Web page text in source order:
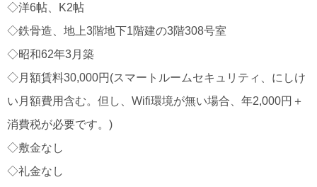
◇洋6帖、K2帖
◇鉄骨造、地上3階地下1階建の3階308号室
◇昭和62年3月築
◇月額賃料30,000円(スマートルームセキュリティ、にしけ
い月額費用含む。但し、Wifi環境が無い場合、年2,000円＋
消費税が必要です。)
◇敷金なし
◇礼金なし